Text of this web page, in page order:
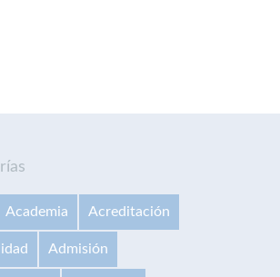
Academia Acreditación
Admisión